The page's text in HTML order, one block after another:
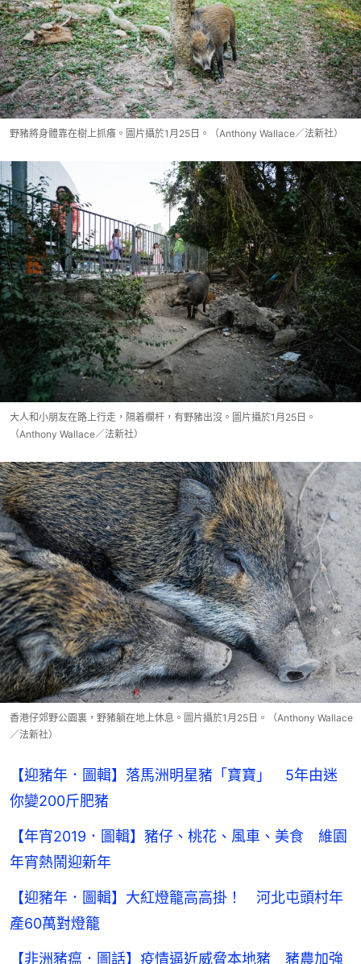
野豬將身體靠在樹上抓癢。圖片攝於1月25日。（Anthony Wallace／法新社）
大人和小朋友在路上行走，隔着欄杆，有野豬出沒。圖片攝於1月25日。
（Anthony Wallace／法新社）
香港仔郊野公園裏，野豬躺在地上休息。圖片攝於1月25日。（Anthony Wallace
／法新社）
【迎豬年．圖輯】落馬洲明星豬「寶寶」 5年由迷
你變200斤肥豬
【年宵2019．圖輯】豬仔、桃花、風車、美食 維園
年宵熱鬧迎新年
【迎豬年．圖輯】大紅燈籠高高掛！ 河北屯頭村年
產60萬對燈籠
【非洲豬瘟．圖話】疫情逼近威脅本地豬 豬農加強